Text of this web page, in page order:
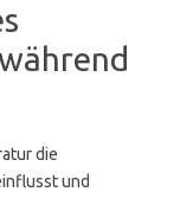
die
und